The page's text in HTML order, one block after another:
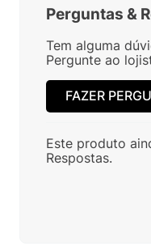
Perguntas &
Tem alguma
Pergunte ao
FAZER
Este produto
Respostas.